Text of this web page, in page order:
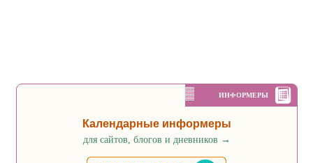
ИНФОРМЕРЫ
Календарные информеры
для сайтов, блогов и дневников →